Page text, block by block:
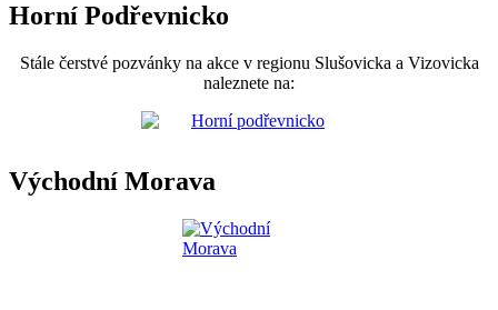
Horní Podřevnicko
Stále čerstvé pozvánky na akce v regionu Slušovicka a Vizovicka
naleznete na:
Východní Morava